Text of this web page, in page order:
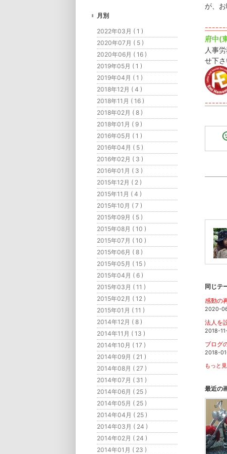
が、
府中(
人事
せ下
同じテ
感動の
2020-
法人を
2018-
ブログ
2018-
もっと
最近の
月別
2022年03月 ( 1 )
2020年07月 ( 5 )
2020年06月 ( 16 )
2019年05月 ( 1 )
2019年04月 ( 1 )
2018年12月 ( 4 )
2018年11月 ( 16 )
2018年02月 ( 8 )
2018年01月 ( 9 )
2016年05月 ( 1 )
2016年04月 ( 5 )
2016年02月 ( 3 )
2016年01月 ( 3 )
2015年12月 ( 2 )
2015年11月 ( 4 )
2015年10月 ( 7 )
2015年09月 ( 5 )
2015年08月 ( 10 )
2015年07月 ( 10 )
2015年06月 ( 8 )
2015年05月 ( 15 )
2015年04月 ( 6 )
2015年03月 ( 11 )
2015年02月 ( 12 )
2015年01月 ( 11 )
2014年12月 ( 8 )
2014年11月 ( 13 )
2014年10月 ( 17 )
2014年09月 ( 21 )
2014年08月 ( 27 )
2014年07月 ( 31 )
2014年06月 ( 25 )
2014年05月 ( 25 )
2014年04月 ( 25 )
2014年03月 ( 24 )
2014年02月 ( 24 )
2014年01月 ( 23 )